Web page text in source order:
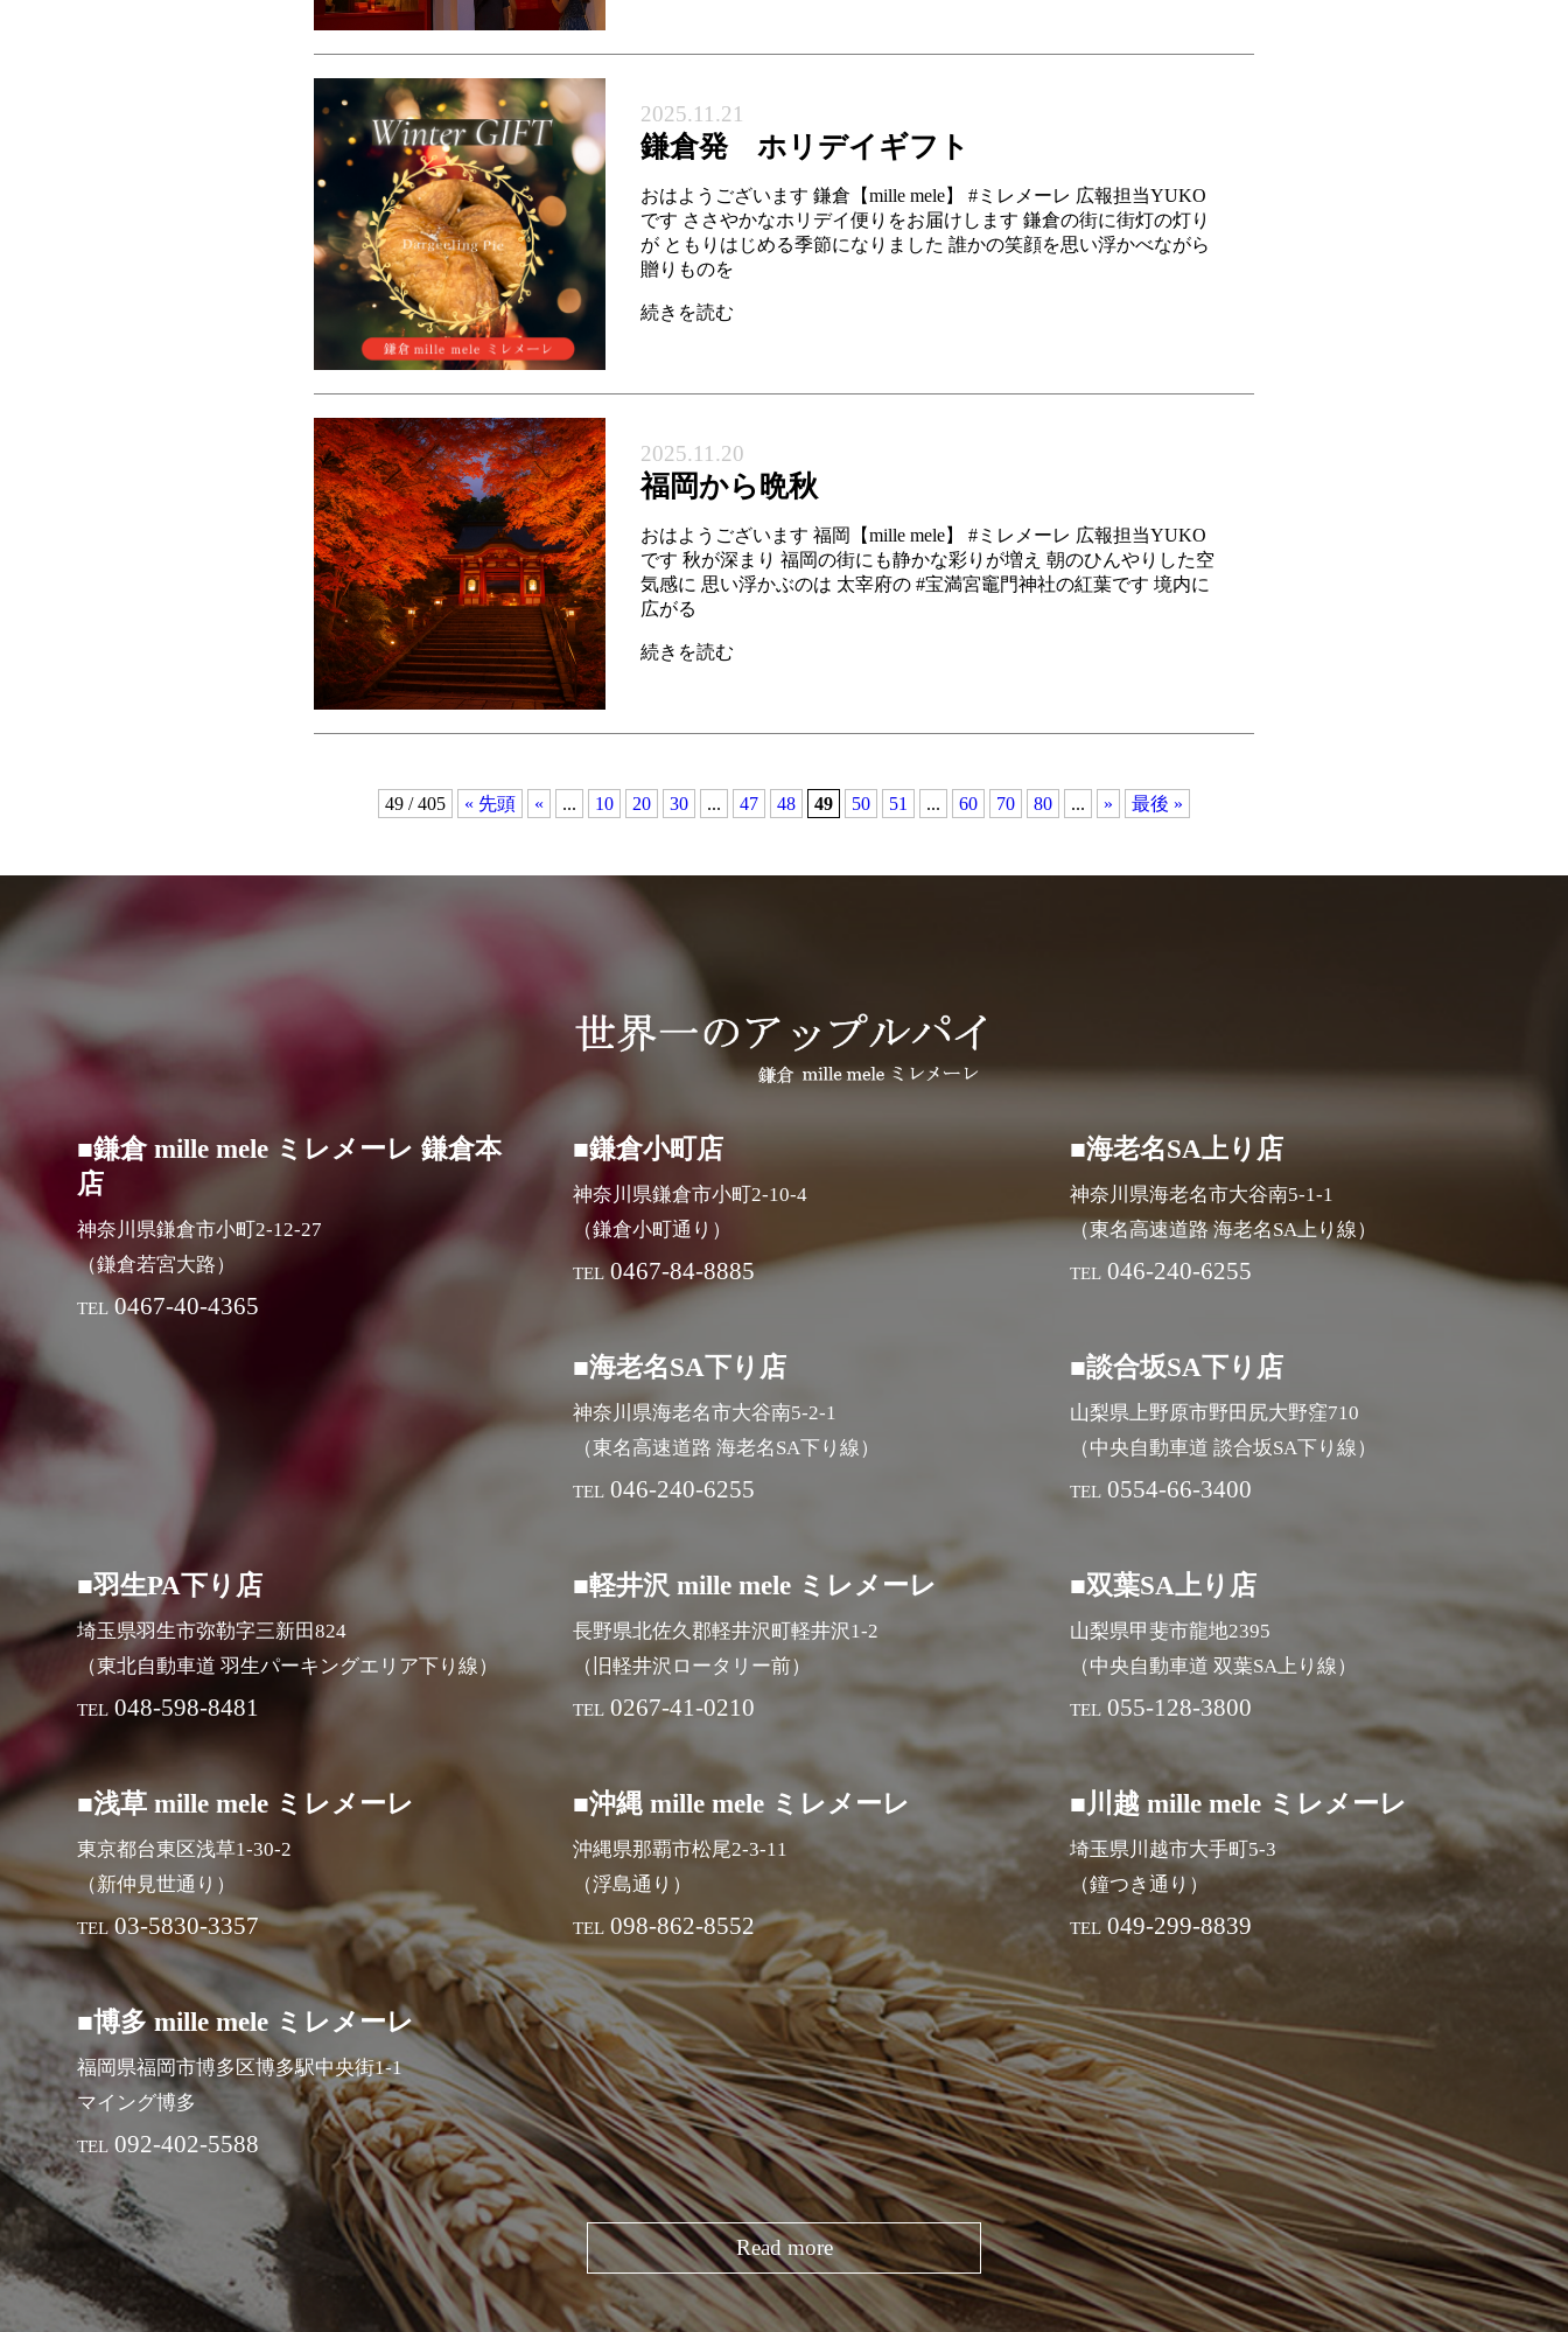
2025.11.21
鎌倉発 ホリデイギフト
おはようございます 鎌倉【mille mele】 #ミレメーレ 広報担当YUKO
です ささやかなホリデイ便りをお届けします 鎌倉の街に街灯の灯り
が ともりはじめる季節になりました 誰かの笑顔を思い浮かべながら
贈りものを
続きを読む
2025.11.20
福岡から晩秋
おはようございます 福岡【mille mele】 #ミレメーレ 広報担当YUKO
です 秋が深まり 福岡の街にも静かな彩りが増え 朝のひんやりした空
気感に 思い浮かぶのは 太宰府の #宝満宮竈門神社の紅葉です 境内に
広がる
続きを読む
49 / 405 « 先頭 « ... 10 20 30 ... 47 48 49 50 51 ... 60 70 80 ... » 最後 »
■鎌倉 mille mele ミレメーレ 鎌倉本
店
神奈川県鎌倉市小町2-12-27
（鎌倉若宮大路）
TEL 0467-40-4365
■鎌倉小町店
神奈川県鎌倉市小町2-10-4
（鎌倉小町通り）
TEL 0467-84-8885
■海老名SA上り店
神奈川県海老名市大谷南5-1-1
（東名高速道路 海老名SA上り線）
TEL 046-240-6255
■海老名SA下り店
神奈川県海老名市大谷南5-2-1
（東名高速道路 海老名SA下り線）
TEL 046-240-6255
■談合坂SA下り店
山梨県上野原市野田尻大野窪710
（中央自動車道 談合坂SA下り線）
TEL 0554-66-3400
■羽生PA下り店
埼玉県羽生市弥勒字三新田824
（東北自動車道 羽生パーキングエリア下り線）
TEL 048-598-8481
■軽井沢 mille mele ミレメーレ
長野県北佐久郡軽井沢町軽井沢1-2
（旧軽井沢ロータリー前）
TEL 0267-41-0210
■双葉SA上り店
山梨県甲斐市龍地2395
（中央自動車道 双葉SA上り線）
TEL 055-128-3800
■浅草 mille mele ミレメーレ
東京都台東区浅草1-30-2
（新仲見世通り）
TEL 03-5830-3357
■沖縄 mille mele ミレメーレ
沖縄県那覇市松尾2-3-11
（浮島通り）
TEL 098-862-8552
■川越 mille mele ミレメーレ
埼玉県川越市大手町5-3
（鐘つき通り）
TEL 049-299-8839
■博多 mille mele ミレメーレ
福岡県福岡市博多区博多駅中央街1-1
マイング博多
TEL 092-402-5588
Read more